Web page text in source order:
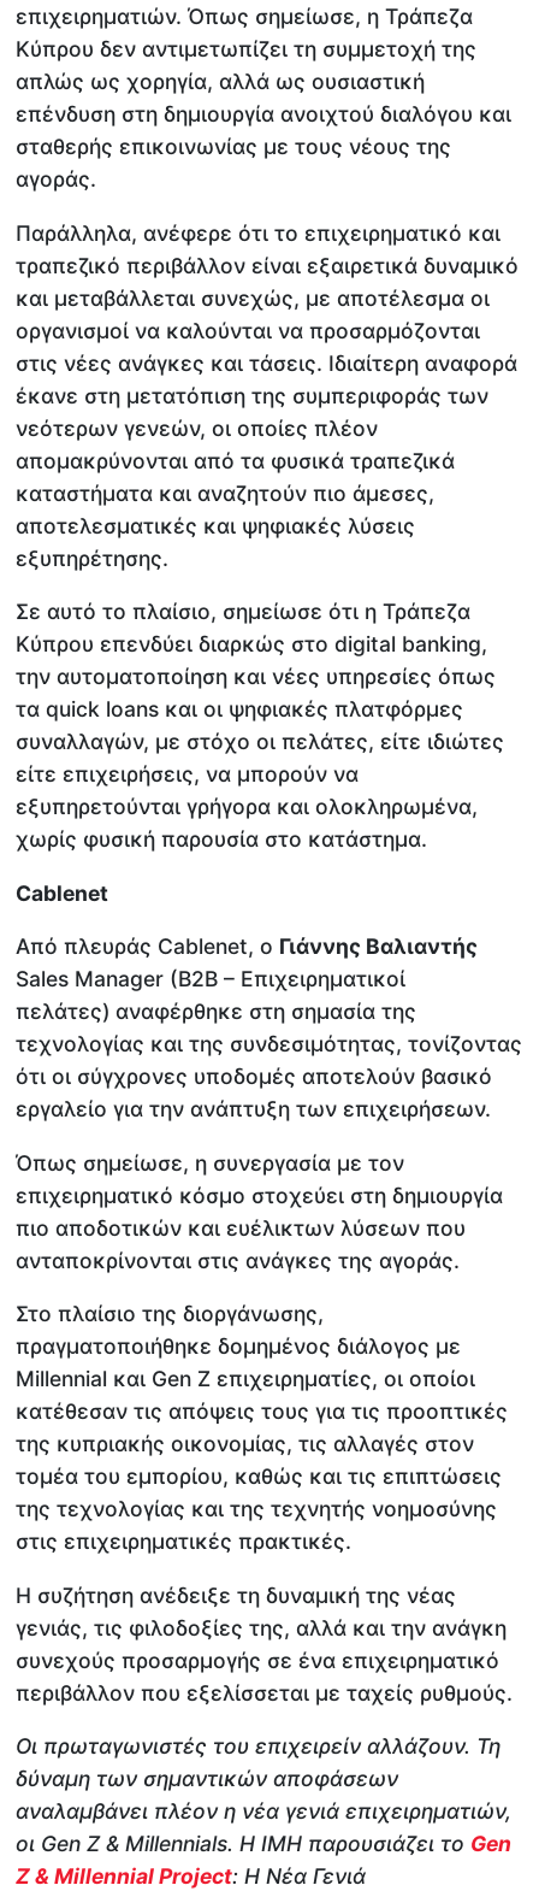
επιχειρηματιών. Όπως σημείωσε, η Τράπεζα
Κύπρου δεν αντιμετωπίζει τη συμμετοχή της
απλώς ως χορηγία, αλλά ως ουσιαστική
επένδυση στη δημιουργία ανοιχτού διαλόγου και
σταθερής επικοινωνίας με τους νέους της
αγοράς.
Παράλληλα, ανέφερε ότι το επιχειρηματικό και
τραπεζικό περιβάλλον είναι εξαιρετικά δυναμικό
και μεταβάλλεται συνεχώς, με αποτέλεσμα οι
οργανισμοί να καλούνται να προσαρμόζονται
στις νέες ανάγκες και τάσεις. Ιδιαίτερη αναφορά
έκανε στη μετατόπιση της συμπεριφοράς των
νεότερων γενεών, οι οποίες πλέον
απομακρύνονται από τα φυσικά τραπεζικά
καταστήματα και αναζητούν πιο άμεσες,
αποτελεσματικές και ψηφιακές λύσεις
εξυπηρέτησης.
Σε αυτό το πλαίσιο, σημείωσε ότι η Τράπεζα
Κύπρου επενδύει διαρκώς στο digital banking,
την αυτοματοποίηση και νέες υπηρεσίες όπως
τα quick loans και οι ψηφιακές πλατφόρμες
συναλλαγών, με στόχο οι πελάτες, είτε ιδιώτες
είτε επιχειρήσεις, να μπορούν να
εξυπηρετούνται γρήγορα και ολοκληρωμένα,
χωρίς φυσική παρουσία στο κατάστημα.
Cablenet
Από πλευράς Cablenet, ο Γιάννης Βαλιαντής
Sales Manager (B2B – Eπιχειρηματικοί
πελάτες) αναφέρθηκε στη σημασία της
τεχνολογίας και της συνδεσιμότητας, τονίζοντας
ότι οι σύγχρονες υποδομές αποτελούν βασικό
εργαλείο για την ανάπτυξη των επιχειρήσεων.
Όπως σημείωσε, η συνεργασία με τον
επιχειρηματικό κόσμο στοχεύει στη δημιουργία
πιο αποδοτικών και ευέλικτων λύσεων που
ανταποκρίνονται στις ανάγκες της αγοράς.
Στο πλαίσιο της διοργάνωσης,
πραγματοποιήθηκε δομημένος διάλογος με
Millennial και Gen Z επιχειρηματίες, οι οποίοι
κατέθεσαν τις απόψεις τους για τις προοπτικές
της κυπριακής οικονομίας, τις αλλαγές στον
τομέα του εμπορίου, καθώς και τις επιπτώσεις
της τεχνολογίας και της τεχνητής νοημοσύνης
στις επιχειρηματικές πρακτικές.
Η συζήτηση ανέδειξε τη δυναμική της νέας
γενιάς, τις φιλοδοξίες της, αλλά και την ανάγκη
συνεχούς προσαρμογής σε ένα επιχειρηματικό
περιβάλλον που εξελίσσεται με ταχείς ρυθμούς.
Οι πρωταγωνιστές του επιχειρείν αλλάζουν. Τη
δύναμη των σημαντικών αποφάσεων
αναλαμβάνει πλέον η νέα γενιά επιχειρηματιών,
οι Gen Z & Millennials. Η IMH παρουσιάζει το Gen
Z & Millennial Project: Η Νέα Γενιά